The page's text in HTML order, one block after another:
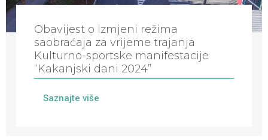
Obavijest o izmjeni režima
saobraćaja za vrijeme trajanja
Kulturno-sportske manifestacije
“Kakanjski dani 2024”
Saznajte više